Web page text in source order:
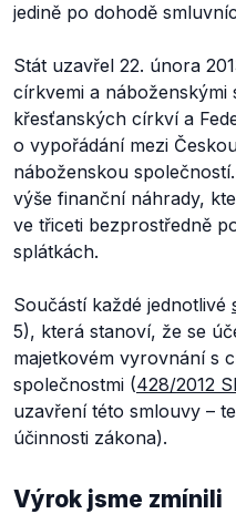
jedině po dohodě
Stát uzavřel 22. února
církvemi a nábožensk‎‎‎‎‎ý‎‎‎‎mi
křesťanský‎ch církví a
o vypořádání mezi
náboženskou společností.
v‎ýše finanční náhrady,
ve třiceti bezprostředně
splátkách.
Součástí každé jednotlivé
5), která stanoví, že se
majetkovém vyrovnání s
společnostmi (428/2012
uzavření této smlouvy –
účinnosti zákona).
Výrok jsme zmínili